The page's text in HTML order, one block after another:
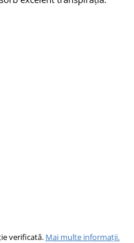
verificată. Mai multe informații.